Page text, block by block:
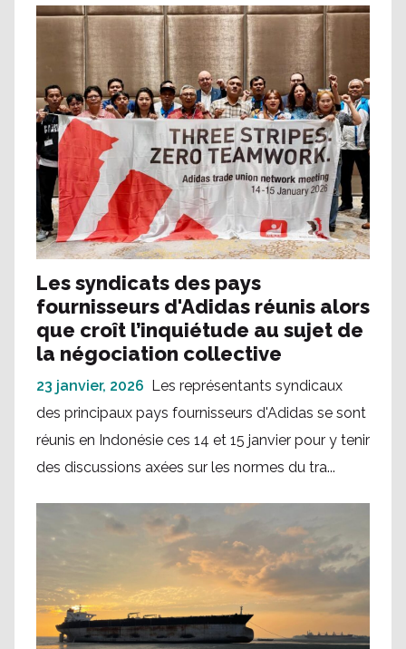
Les syndicats des pays
fournisseurs d'Adidas réunis alors
que croît l’inquiétude au sujet de
la négociation collective
23 janvier, 2026 Les représentants syndicaux
des principaux pays fournisseurs d'Adidas se sont
réunis en Indonésie ces 14 et 15 janvier pour y tenir
des discussions axées sur les normes du tra...